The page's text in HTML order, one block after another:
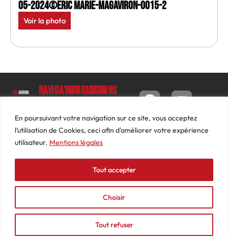
En poursuivant votre navigation sur ce site, vous acceptez
l’utilisation de Cookies, ceci afin d'améliorer votre expérience
utilisateur. Mentions légales
Choisir
Tout refuser
Tout accepter
05-2024©Eric Marie-MagAviron-0015-2
Voir la photo
Luc
Barbier
69640
74
87
contact@mediasaviron.fr
Navigation
Le
Magazine
Photos
Actualités
Podcasts
Informations
Conditions
générales
de ventes
Mentions
légales
Mon
Tableau
de bord
Commandes
Adresses
Détails
du
compte